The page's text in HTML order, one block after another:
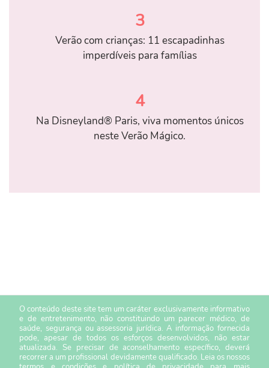
3
Verão com crianças: 11 escapadinhas
imperdíveis para famílias
4
Na Disneyland® Paris, viva momentos únicos
neste Verão Mágico.
O conteúdo deste site tem um caráter exclusivamente informativo
e de entretenimento, não constituindo um parecer médico, de
saúde, segurança ou assessoria jurídica. A informação fornecida
pode, apesar de todos os esforços desenvolvidos, não estar
atualizada. Se precisar de aconselhamento específico, deverá
recorrer a um profissional devidamente qualificado. Leia os nossos